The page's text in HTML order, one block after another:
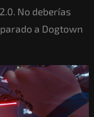
No deberías
a Dogtown